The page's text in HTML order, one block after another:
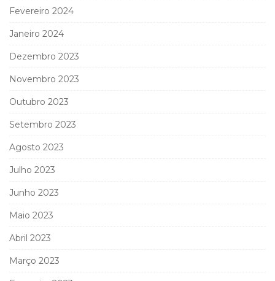
Fevereiro 2024
Janeiro 2024
Dezembro 2023
Novembro 2023
Outubro 2023
Setembro 2023
Agosto 2023
Julho 2023
Junho 2023
Maio 2023
Abril 2023
Março 2023